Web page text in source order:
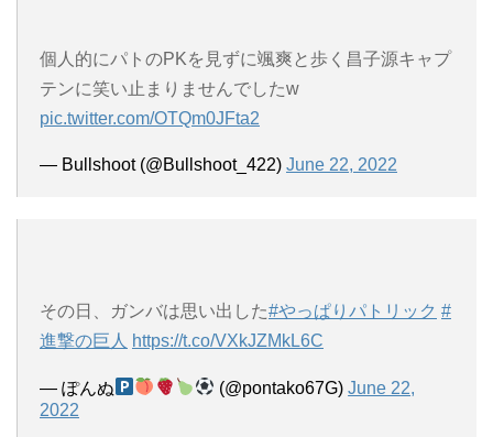
個人的にパトのPKを見ずに颯爽と歩く昌子源キャプ
テンに笑い止まりませんでしたw
pic.twitter.com/OTQm0JFta2
— Bullshoot (@Bullshoot_422) June 22, 2022
その日、ガンバは思い出した#やっぱりパトリック #
進撃の巨人 https://t.co/VXkJZMkL6C
— ぽんぬ (@pontako67G)June 22,
2022